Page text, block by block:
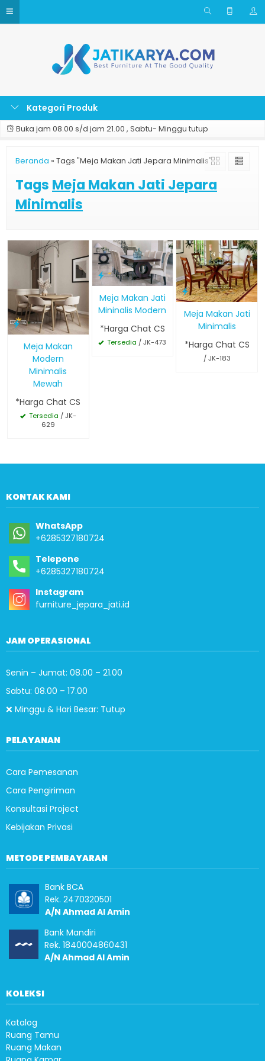
Kategori Produk
Buka jam 08.00 s/d jam 21.00 , Sabtu- Minggu tutup
Beranda » Tags "Meja Makan Jati Jepara Minimalis"
Tags Meja Makan Jati Jepara
Minimalis
Meja Makan
Modern
Minimalis
Mewah
*Harga Chat CS
Tersedia / JK-
629
Meja Makan Jati
Mininalis Modern
*Harga Chat CS
Tersedia / JK-473
Meja Makan Jati
Minimalis
*Harga Chat CS
/ JK-183
KONTAK KAMI
WhatsApp
+6285327180724
Telepone
+6285327180724
Instagram
furniture_jepara_jati.id
JAM OPERASIONAL
Senin – Jumat: 08.00 – 21.00
Sabtu: 08.00 – 17.00
❌ Minggu & Hari Besar: Tutup
PELAYANAN
Cara Pemesanan
Cara Pengiriman
Konsultasi Project
Kebijakan Privasi
METODE PEMBAYARAN
Bank BCA
Rek. 2470320501
A/N Ahmad Al Amin
Bank Mandiri
Rek. 1840004860431
A/N Ahmad Al Amin
KOLEKSI
Katalog
Ruang Tamu
Ruang Makan